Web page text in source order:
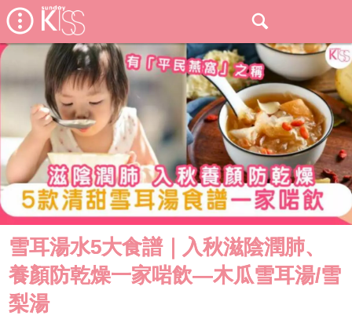
雪耳湯水5大食譜｜入秋滋陰潤肺、
養顏防乾燥一家啱飲—木瓜雪耳湯/雪
梨湯